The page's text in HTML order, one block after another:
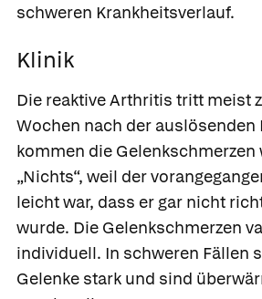
schweren Krankheitsverlauf.
Klinik
Die reaktive Arthritis tritt meist
Wochen nach der auslösenden
kommen die Gelenkschmerzen
„Nichts“, weil der
leicht war, dass er gar nicht
wurde. Die Gelenkschmerzen
individuell. In schweren Fällen
Gelenke stark und sind